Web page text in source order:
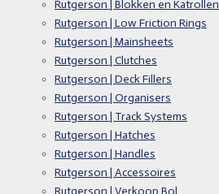
Rutgerson | Blokken en Katrollen
Rutgerson | Low Friction Rings
Rutgerson | Mainsheets
Rutgerson | Clutches
Rutgerson | Deck Fillers
Rutgerson | Organisers
Rutgerson | Track Systems
Rutgerson | Hatches
Rutgerson | Handles
Rutgerson | Accessoires
Rutgerson | Verkoop Bol